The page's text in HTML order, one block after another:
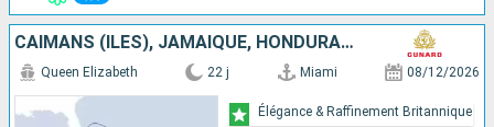
CAÏMANS (ÎLES), JAMAÏQUE, HONDURAS, MEXIQUE, ÉTATS-UNIS, PORTO RICO, ANTIGUA-ET-BARBUDA, SAINTE-LUCIE, BARBADE, SAINT-MARTIN
Queen Elizabeth 22 j Miami 08/12/2026
Élégance & Raffinement Britannique